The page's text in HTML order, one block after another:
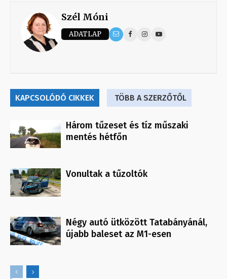
Szél Móni
ADATLAP
KAPCSOLÓDÓ CIKKEK TÖBB A SZERZŐTŐL
Három tűzeset és tíz műszaki
mentés hétfőn
Vonultak a tűzoltók
Négy autó ütközött Tatabányánál,
újabb baleset az M1-esen